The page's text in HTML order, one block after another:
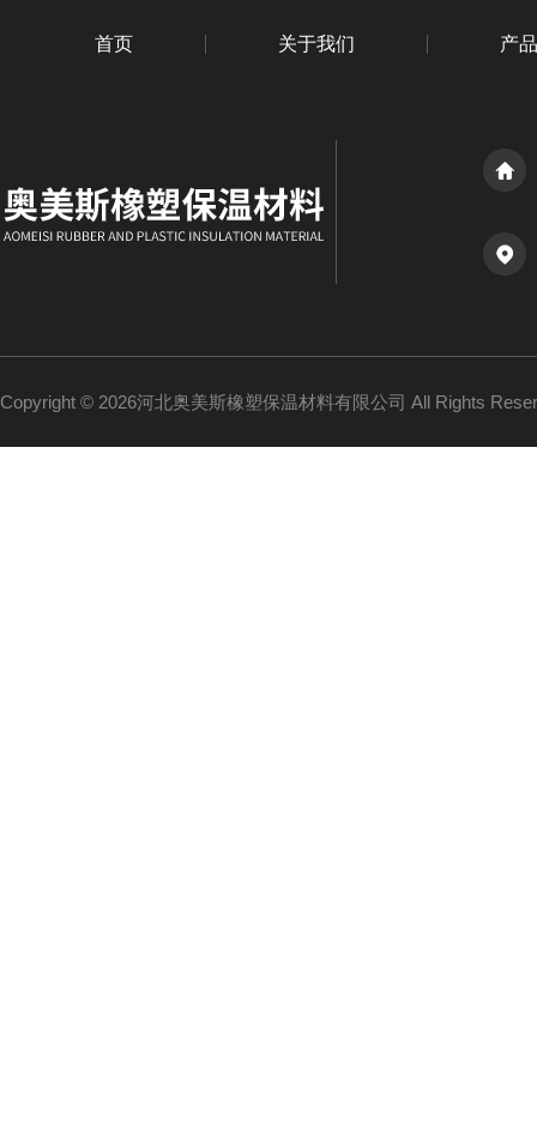
首页 关于我们 产
Copyright © 2026河北奥美斯橡塑保温材料有限公司 All Rights